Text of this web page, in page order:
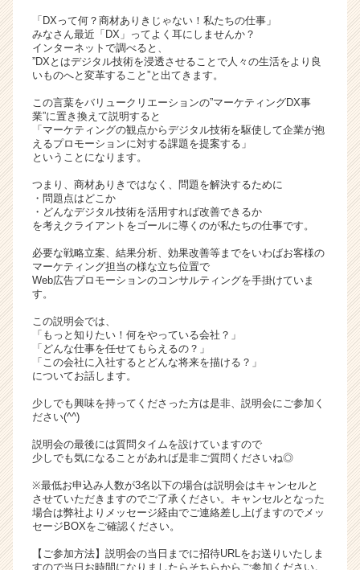
ト
が
届
く
活
サ
イ
ト
ア
キ
ャ
ア
（C
r
C
e
r）
「DXって何？商材ありきじゃない！私たちの仕事」
みなさん最近「DX」ってよく耳にしませんか？
インターネットで調べると、
”DXとはデジタル技術を浸透させることで人々の生活をより良
いものへと変革すること”と出てきます。
この言葉をバリュークリエーションの”マーケティングDX事
業”に置き換えて説明すると
「マーケティングの観点からデジタル技術を駆使して企業が抱
えるプロモーションに対する課題を提案する」
ということになります。
つまり、商材ありきではなく、問題を解決するために
・問題点はどこか
・どんなデジタル技術を活用すれば改善できるか
を考えクライアントをゴールに導くのが私たちの仕事です。
必要な戦略立案、結果分析、効果改善等までをいわばお客様の
マーケティング担当の様な立ち位置で
Web広告プロモーションのコンサルティングを手掛けていま
す。
この説明会では、
「もっと知りたい！何をやっている会社？」
「どんな仕事を任せてもらえるの？」
「この会社に入社するとどんな将来を描ける？」
についてお話します。
少しでも興味を持ってくださった方は是非、説明会にご参加く
ださい(^^)
説明会の最後には質問タイムを設けていますので
少しでも気になることがあれば是非ご質問くださいね◎
※最低お申込み人数が3名以下の場合は説明会はキャンセルと
させていただきますのでご了承ください。キャンセルとなった
場合は弊社よりメッセージ経由でご連絡差し上げますのでメッ
セージBOXをご確認ください。
【ご参加方法】説明会の当日までに招待URLをお送りいたしま
すので当日お時間になりましたらそちらからご参加ください。